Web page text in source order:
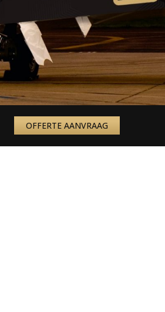
OFFERTE AANVRAAG